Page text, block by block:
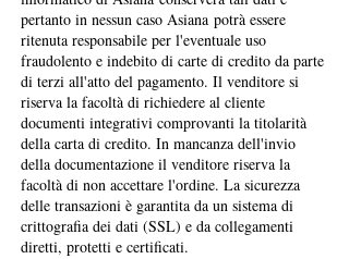
pertanto in nessun caso Asiana potrà essere
ritenuta responsabile per l'eventuale uso
fraudolento e indebito di carte di credito da parte
di terzi all'atto del pagamento. Il venditore si
riserva la facoltà di richiedere al cliente
documenti integrativi comprovanti la titolarità
della carta di credito. In mancanza dell'invio
della documentazione il venditore riserva la
facoltà di non accettare l'ordine. La sicurezza
delle transazioni è garantita da un sistema di
crittografia dei dati (SSL) e da collegamenti
diretti, protetti e certificati.